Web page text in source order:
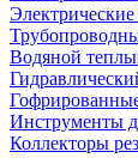
Водяной
Инструменты
Коллекторы